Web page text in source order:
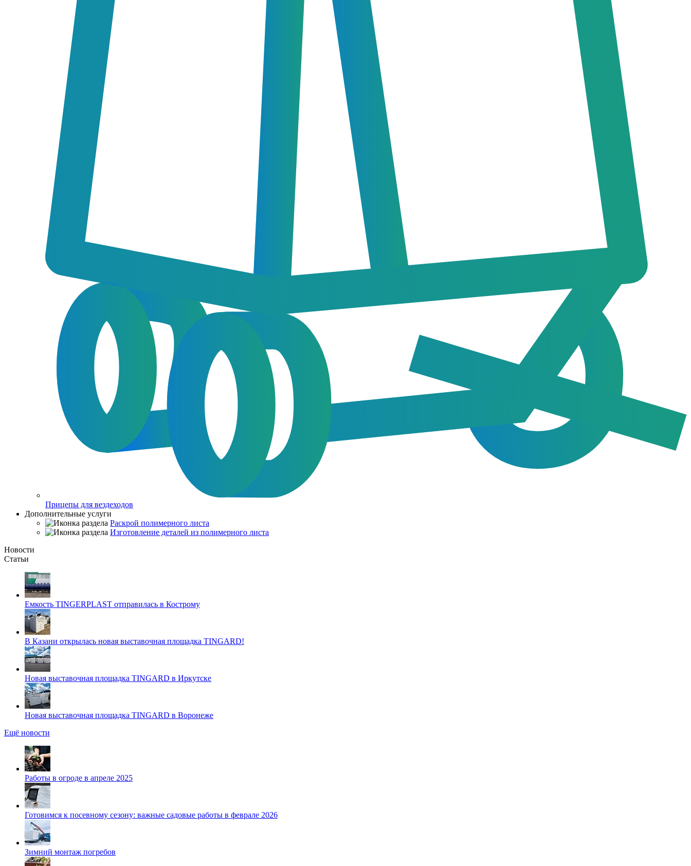
Прицепы для вездеходов
Дополнительные услуги
Раскрой полимерного листа
Изготовление деталей из полимерного листа
Новости
Статьи
Емкость TINGERPLAST отправилась в Кострому
В Казани открылась новая выставочная площадка TINGARD!
Новая выставочная площадка TINGARD в Иркутске
Новая выставочная площадка TINGARD в Воронеже
Ещё новости
Работы в огроде в апреле 2025
Готовимся к посевному сезону: важные садовые работы в феврале 2026
Зимний монтаж погребов